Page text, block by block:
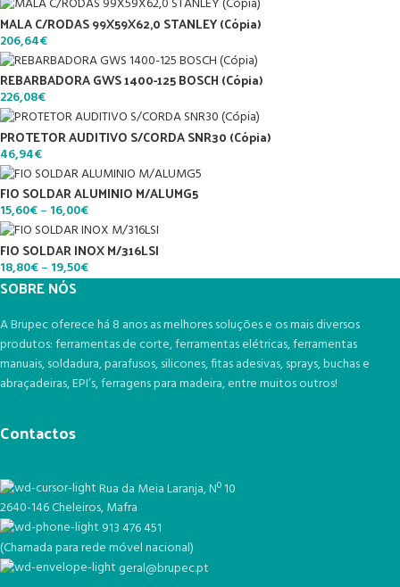
MALA C/RODAS 99X59X62,0 STANLEY (Cópia)
206,64€
REBARBADORA GWS 1400-125 BOSCH (Cópia)
226,08€
PROTETOR AUDITIVO S/CORDA SNR30 (Cópia)
46,94€
FIO SOLDAR ALUMINIO M/ALUMG5
15,60€– 16,00€
FIO SOLDAR INOX M/316LSI
18,80€– 19,50€
SOBRE NÓS
A Brupec oferece há 8 anos as melhores soluções e os mais diversos
produtos: ferramentas de corte, ferramentas elétricas, ferramentas
manuais, soldadura, parafusos, silicones, fitas adesivas, sprays, buchas e
abraçadeiras, EPI’s, ferragens para madeira, entre muitos outros!
Contactos
Rua da Meia Laranja, Nº 10
2640-146 Cheleiros, Mafra
913 476 451
(Chamada para rede móvel nacional)
geral@brupec.pt